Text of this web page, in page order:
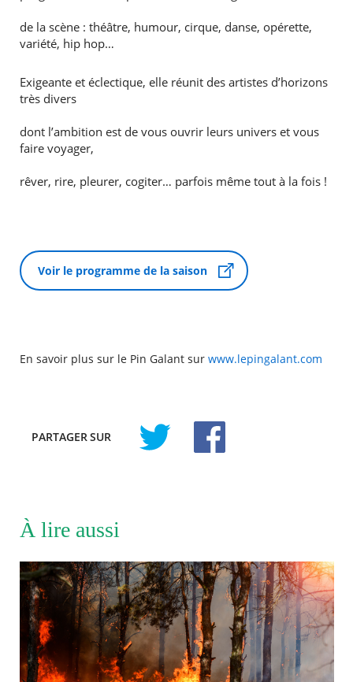
de la scène : théâtre, humour, cirque, danse, opérette,
variété, hip hop…
Exigeante et éclectique, elle réunit des artistes d’horizons
très divers
dont l’ambition est de vous ouvrir leurs univers et vous
faire voyager,
rêver, rire, pleurer, cogiter… parfois même tout à la fois !
Voir le programme de la saison
En savoir plus sur le Pin Galant sur www.lepingalant.com
PARTAGERSUR
À lire aussi